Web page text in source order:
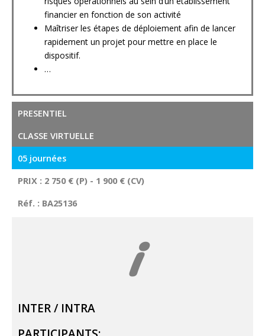
financier en fonction de son activité
Maîtriser les étapes de déploiement afin de lancer
rapidement un projet pour mettre en place le
dispositif.
…
PRESENTIEL
CLASSE VIRTUELLE
05 journées
PRIX : 2 750 € (P) - 1 900 € (CV)
Réf. : BA25136
i
INTER / INTRA